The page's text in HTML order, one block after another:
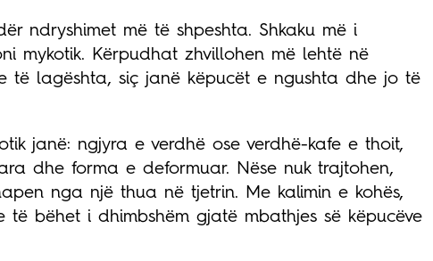
ndryshimet më të shpeshta. Shkaku më i
mykotik. Kërpudhat zhvillohen më lehtë në
të lagështa, siç janë këpucët e ngushta dhe jo të
janë: ngjyra e verdhë ose verdhë-kafe e thoit,
dhe forma e deformuar. Nëse nuk trajtohen,
nga një thua në tjetrin. Me kalimin e kohës,
bëhet i dhimbshëm gjatë mbathjes së këpucëve